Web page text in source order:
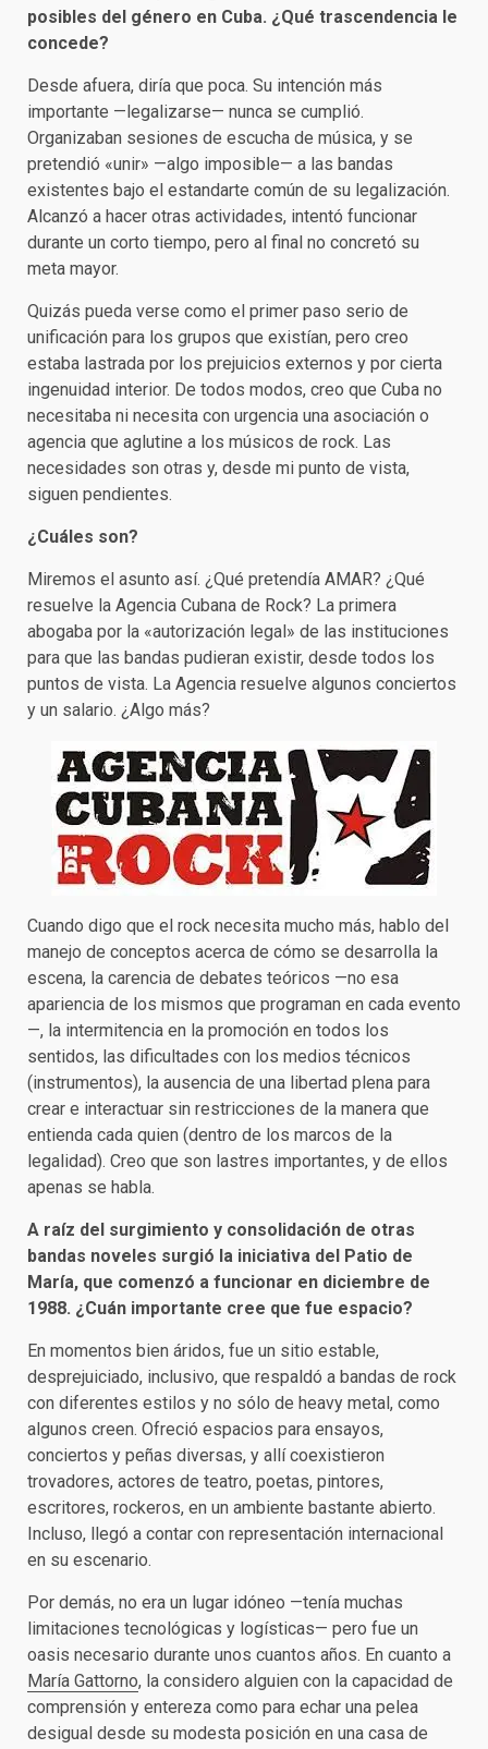
posibles del género en Cuba. ¿Qué trascendencia le
concede?
Desde afuera, diría que poca. Su intención más
importante —legalizarse— nunca se cumplió.
Organizaban sesiones de escucha de música, y se
pretendió «unir» —algo imposible— a las bandas
existentes bajo el estandarte común de su legalización.
Alcanzó a hacer otras actividades, intentó funcionar
durante un corto tiempo, pero al final no concretó su
meta mayor.
Quizás pueda verse como el primer paso serio de
unificación para los grupos que existían, pero creo
estaba lastrada por los prejuicios externos y por cierta
ingenuidad interior. De todos modos, creo que Cuba no
necesitaba ni necesita con urgencia una asociación o
agencia que aglutine a los músicos de rock. Las
necesidades son otras y, desde mi punto de vista,
siguen pendientes.
¿Cuáles son?
Miremos el asunto así. ¿Qué pretendía AMAR? ¿Qué
resuelve la Agencia Cubana de Rock? La primera
abogaba por la «autorización legal» de las instituciones
para que las bandas pudieran existir, desde todos los
puntos de vista. La Agencia resuelve algunos conciertos
y un salario. ¿Algo más?
Cuando digo que el rock necesita mucho más, hablo del
manejo de conceptos acerca de cómo se desarrolla la
escena, la carencia de debates teóricos —no esa
apariencia de los mismos que programan en cada evento
—, la intermitencia en la promoción en todos los
sentidos, las dificultades con los medios técnicos
(instrumentos), la ausencia de una libertad plena para
crear e interactuar sin restricciones de la manera que
entienda cada quien (dentro de los marcos de la
legalidad). Creo que son lastres importantes, y de ellos
apenas se habla.
A raíz del surgimiento y consolidación de otras
bandas noveles surgió la iniciativa del Patio de
María, que comenzó a funcionar en diciembre de
1988. ¿Cuán importante cree que fue espacio?
En momentos bien áridos, fue un sitio estable,
desprejuiciado, inclusivo, que respaldó a bandas de rock
con diferentes estilos y no sólo de heavy metal, como
algunos creen. Ofreció espacios para ensayos,
conciertos y peñas diversas, y allí coexistieron
trovadores, actores de teatro, poetas, pintores,
escritores, rockeros, en un ambiente bastante abierto.
Incluso, llegó a contar con representación internacional
en su escenario.
Por demás, no era un lugar idóneo —tenía muchas
limitaciones tecnológicas y logísticas— pero fue un
oasis necesario durante unos cuantos años. En cuanto a
María Gattorno, la considero alguien con la capacidad de
comprensión y entereza como para echar una pelea
desigual desde su modesta posición en una casa de